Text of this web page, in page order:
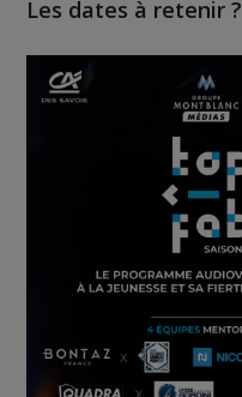
Les dates à retenir ?